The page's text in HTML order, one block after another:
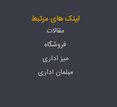
لینک های مرتبط
مقالات
فروشگاه
میز اداری
مبلمان اداری